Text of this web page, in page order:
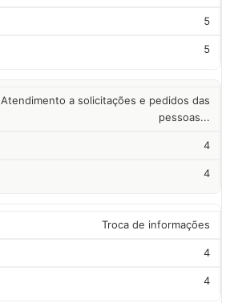
5
5
Atendimento a solicitações e pedidos das
pessoas...
4
4
Troca de informações
4
4